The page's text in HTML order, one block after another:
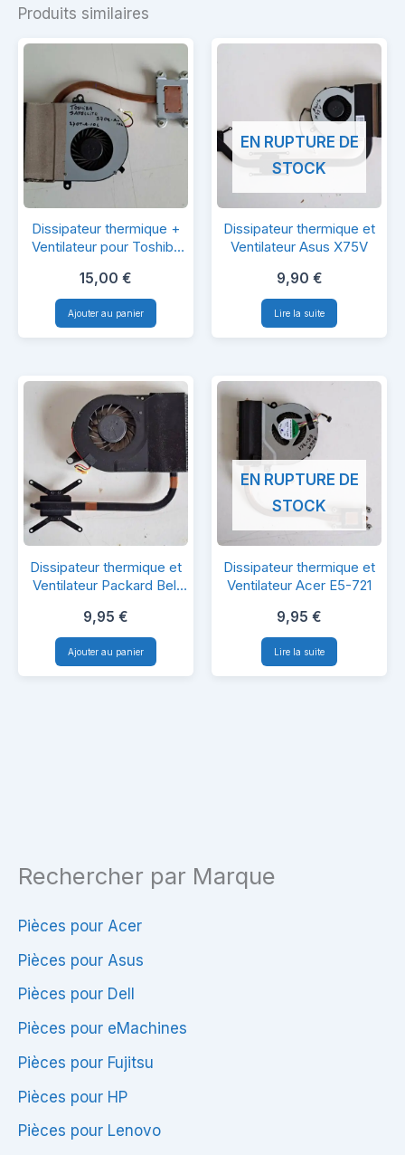
Rechercher par Marque
Pièces pour Acer
Pièces pour Asus
Pièces pour Dell
Pièces pour eMachines
Pièces pour Fujitsu
Pièces pour HP
Pièces pour Lenovo
Produits similaires
Dissipateur
thermique
+
Ventilateur
pour
Satellite
S70T-
A-
10C
Dissipateur thermique +
Ventilateur pour Toshiba
15,00 €
Ajouter au panier
Dissipateur
thermique
et
Ventilateur
Asus
EN RUPTURE DE
STOCK
Dissipateur thermique et
Ventilateur Asus X75V
9,90 €
Lire la suite
Dissipateur
thermique
et
Ventilateur
Packard
Dissipateur thermique et
Ventilateur Packard Bell
9,95 €
Ajouter au panier
Dissipateur
thermique
et
Ventilateur
Acer
EN RUPTURE DE
STOCK
Dissipateur thermique et
Ventilateur Acer E5-721
9,95 €
Lire la suite